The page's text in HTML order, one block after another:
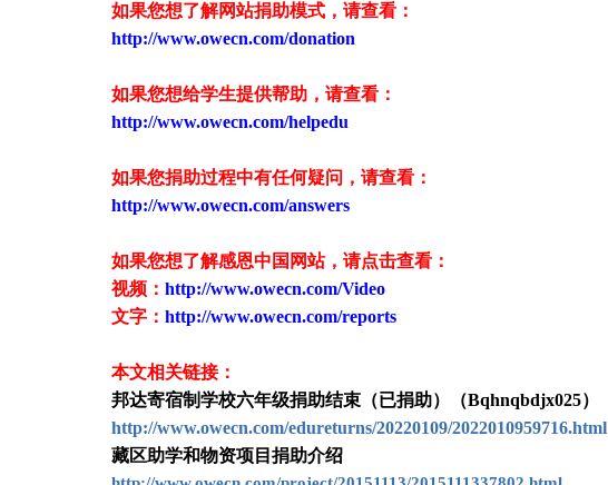
如果您想了解网站捐助模式，请查看：
http://www.owecn.com/donation
如果您想给学生提供帮助，请查看 ：
http://www.owecn.com/helpedu
如果您捐助过程中有任何疑问，请查看 ：
http://www.owecn.com/answers
如果您想了解感恩中国网站，请点击查看：
视频： http://www.owecn.com/Video
文字： http://www.owecn.com/reports
本文相关链接：
邦达寄宿制学校六年级捐助结束（已捐助）（Bqhnqbdjx025）
http://www.owecn.com/edureturns/20220109/2022010959716.html
藏区助学和物资项目捐助介绍